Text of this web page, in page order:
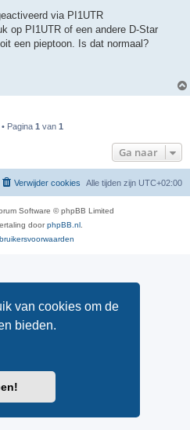
van cookies om de
bieden.
via PI1UTR
op PI1UTR of een andere D-Star
een pieptoon. Is dat normaal?
Pagina 1 van 1
Ga naar
Alle tijden zijn UTC+02:00
Verwijder cookies
Software © phpBB Limited
doorphpBB.nl